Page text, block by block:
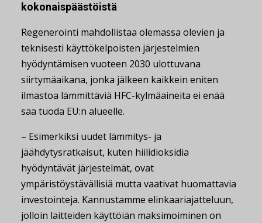
kokonaispäästöistä
Regenerointi mahdollistaa olemassa olevien ja
teknisesti käyttökelpoisten järjestelmien
hyödyntämisen vuoteen 2030 ulottuvana
siirtymäaikana, jonka jälkeen kaikkein eniten
ilmastoa lämmittäviä HFC-kylmäaineita ei enää
saa tuoda EU:n alueelle.
– Esimerkiksi uudet lämmitys- ja
jäähdytysratkaisut, kuten hiilidioksidia
hyödyntävät järjestelmät, ovat
ympäristöystävällisiä mutta vaativat huomattavia
investointeja. Kannustamme elinkaariajatteluun,
jolloin laitteiden käyttöiän maksimoiminen on